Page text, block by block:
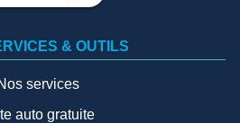
& OUTILS
services
auto gratuite